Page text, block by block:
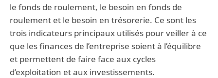
le fonds de roulement, le besoin en fonds de
roulement et le besoin en trésorerie. Ce sont les
trois indicateurs principaux utilisés pour veiller à ce
que les finances de l’entreprise soient à l’équilibre
et permettent de faire face aux cycles
d’exploitation et aux investissements.